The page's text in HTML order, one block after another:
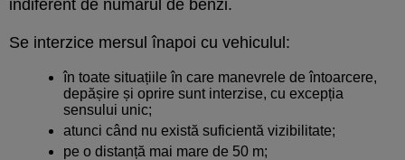
indiferent de numărul de benzi.
Se interzice mersul înapoi cu vehiculul:
în toate situațiile în care manevrele de întoarcere,
depășire și oprire sunt interzise, cu excepția
sensului unic;
atunci când nu există suficientă vizibilitate;
pe o distanță mai mare de 50 m;